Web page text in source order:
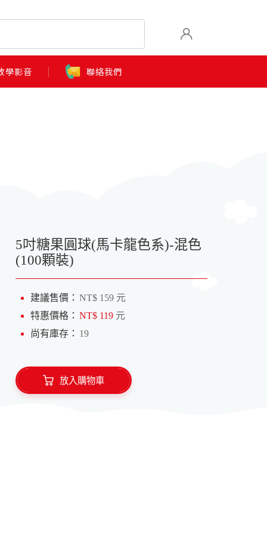
學影音 聯絡我們
5吋糖果圓球(馬卡龍色系)-混色
(100顆裝)
建議售價： NT$ 159 元
特惠價格： NT$ 119元
尚有庫存： 19
放入購物車